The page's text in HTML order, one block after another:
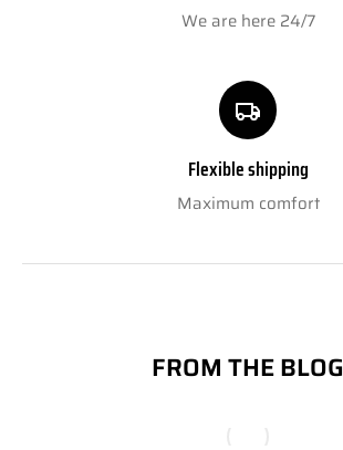
We are here 24/7
Flexible shipping
Maximum comfort
FROM THE BLOG